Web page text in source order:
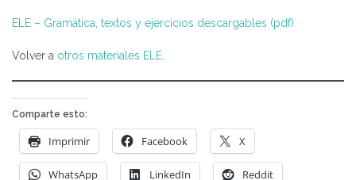
ELE – Gramática, textos y ejercicios descargables (pdf)
Volver a otros materiales ELE
Comparte esto:
Imprimir Facebook X
WhatsApp LinkedIn Reddit